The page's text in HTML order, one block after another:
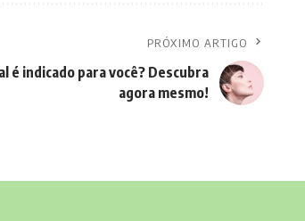
PRÓXIMO ARTIGO
é indicado para você? Descubra
agora mesmo!